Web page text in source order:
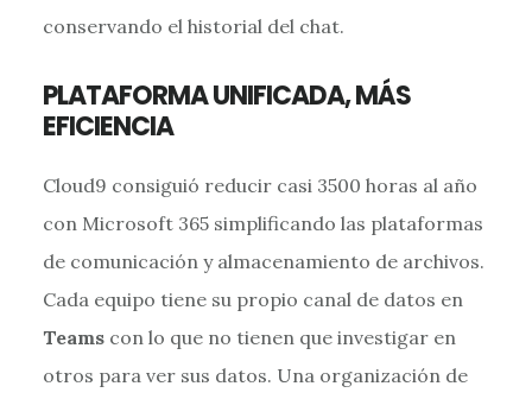
conservando el historial del chat.
PLATAFORMA UNIFICADA, MÁS
EFICIENCIA
Cloud9 consiguió reducir casi 3500 horas al año
con Microsoft 365 simplificando las plataformas
de comunicación y almacenamiento de archivos.
Cada equipo tiene su propio canal de datos en
Teamscon lo que no tienen que investigar en
otros para ver sus datos. Una organización de